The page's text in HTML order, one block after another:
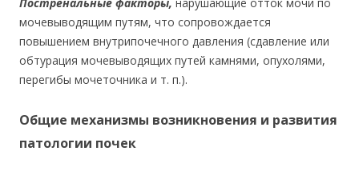
мочевыводящим путям, что сопровождается
повышением внутрипочечного давления (сдавление или
обтурация мочевыводящих путей камнями, опухолями,
перегибы мочеточника и т. п.).
Общие механизмы возникновения и развития
патологии почек